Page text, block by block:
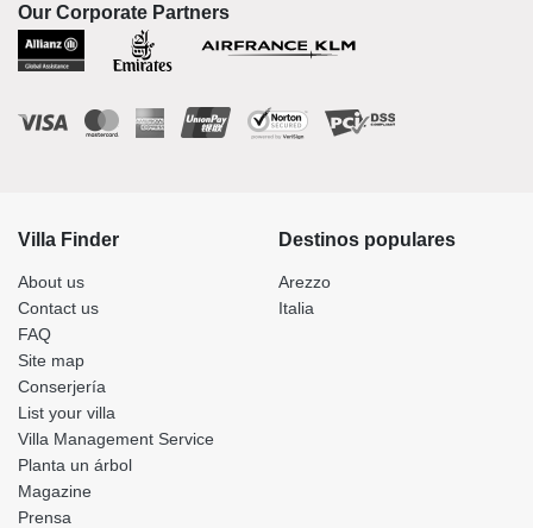
Our Corporate Partners
Villa Finder
About us
Contact us
FAQ
Site map
Conserjería
List your villa
Villa Management Service
Planta un árbol
Magazine
Prensa
Destinos populares
Arezzo
Italia